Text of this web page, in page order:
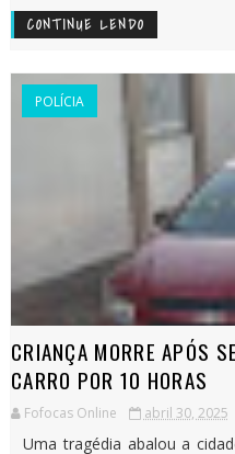
CONTINUE LENDO
POLÍCIA
CRIANÇA MORRE APÓS
CARRO POR 10 HORAS
Fofocas Online abril 30, 2025
Uma tragédia abalou a